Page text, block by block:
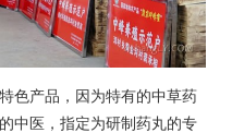
色产品，因为特有的中草药
中医，指定为研制药丸的专